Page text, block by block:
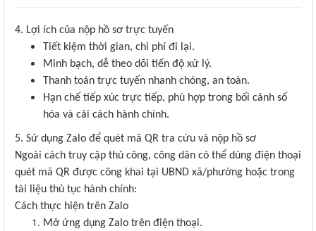
4. Lợi ích của nộp hồ sơ trực tuyến
Tiết kiệm thời gian, chi phí đi lại.
Minh bạch, dễ theo dõi tiến độ xử lý.
Thanh toán trực tuyến nhanh chóng, an toàn.
Hạn chế tiếp xúc trực tiếp, phù hợp trong bối cảnh số
hóa và cải cách hành chính.
5. Sử dụng Zalo để quét mã QR tra cứu và nộp hồ sơ
Ngoài cách truy cập thủ công, công dân có thể dùng điện thoại
quét mã QR được công khai tại UBND xã/phường hoặc trong
tài liệu thủ tục hành chính:
Cách thực hiện trên Zalo
Mở ứng dụng Zalo trên điện thoại.